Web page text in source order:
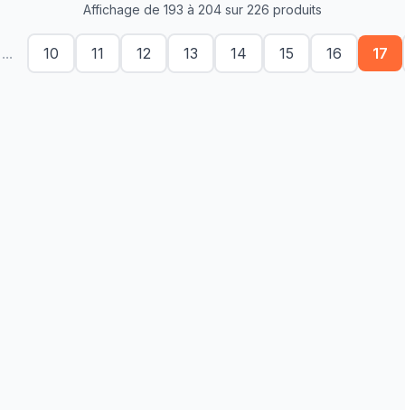
Affichage de 193 à 204 sur 226 produits
... 10 11 12 13 14 15 16 17